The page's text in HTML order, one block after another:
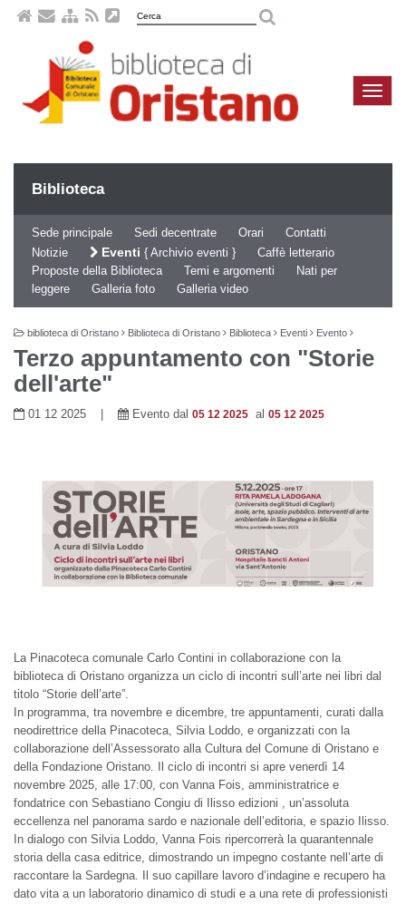
Biblioteca
Sede principale Sedi decentrate Orari
Contatti
Notizie
Eventi Archivio eventi
Caffè letterario
Proposte della Biblioteca
Temi e argomenti
Nati per
leggere
Galleria foto Galleria video
biblioteca di Oristano Biblioteca di Oristano Biblioteca Eventi Evento
Terzo appuntamento con "Storie
dell'arte"
01 12 2025 | Evento dal 05 12 2025 al 05 12 2025
La Pinacoteca comunale Carlo Contini in collaborazione con la
biblioteca di Oristano organizza un ciclo di incontri sull’arte nei libri dal
titolo “Storie dell’arte”.
In programma, tra novembre e dicembre, tre appuntamenti, curati dalla
neodirettrice della Pinacoteca, Silvia Loddo, e organizzati con la
collaborazione dell’Assessorato alla Cultura del Comune di Oristano e
della Fondazione Oristano. Il ciclo di incontri si apre venerdì 14
novembre 2025, alle 17:00, con Vanna Fois, amministratrice e
fondatrice con Sebastiano Congiu di Ilisso edizioni , un’assoluta
eccellenza nel panorama sardo e nazionale dell’editoria, e spazio Ilisso.
In dialogo con Silvia Loddo, Vanna Fois ripercorrerà la quarantennale
storia della casa editrice, dimostrando un impegno costante nell’arte di
raccontare la Sardegna. Il suo capillare lavoro d’indagine e recupero ha
dato vita a un laboratorio dinamico di studi e a una rete di professionisti